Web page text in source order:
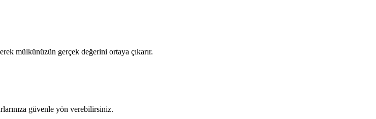
mülkünüzün gerçek değerini ortaya çıkarır.
güvenle yön verebilirsiniz.